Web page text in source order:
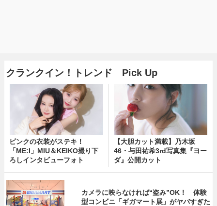
クランクイン！トレンド Pick Up
ピンクの衣装がステキ！
「ME:I」MIU＆KEIKO撮り下
ろしインタビューフォト
【大胆カット満載】乃木坂
46・与田祐希3rd写真集『ヨー
ダ』公開カット
カメラに映らなければ“盗み”OK！ 体験
型コンビニ「ギガマート展」がヤバすぎた